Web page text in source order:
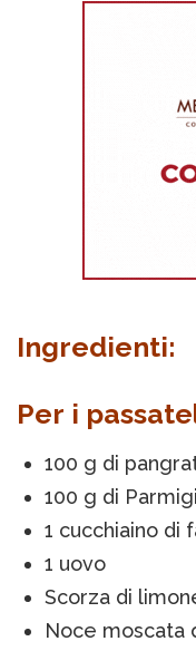
Ingredienti:
Per i
100 g di
100 g di
1 cucchiaino di
1 uovo
Scorza di
Noce moscata